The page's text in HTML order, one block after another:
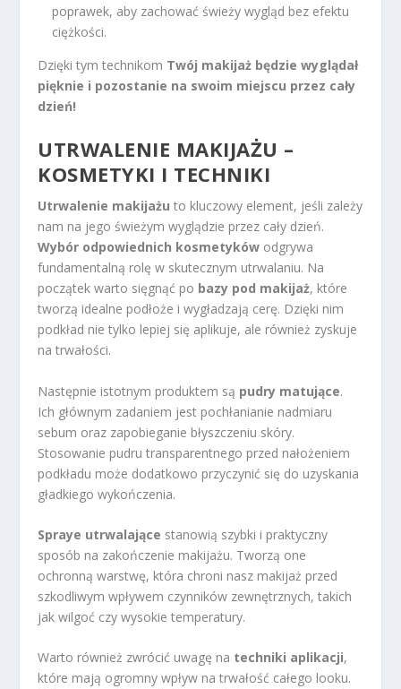
poprawek, aby zachować świeży wygląd bez efektu
ciężkości.
Dzięki tym technikom Twój makijaż będzie wyglądał
pięknie i pozostanie na swoim miejscu przez cały
dzień!
UTRWALENIE MAKIJAŻU –
KOSMETYKI I TECHNIKI
Utrwalenie makijażu to kluczowy element, jeśli zależy
nam na jego świeżym wyglądzie przez cały dzień.
Wybór odpowiednich kosmetyków odgrywa
fundamentalną rolę w skutecznym utrwalaniu. Na
początek warto sięgnąć po bazy pod makijaż, które
tworzą idealne podłoże i wygładzają cerę. Dzięki nim
podkład nie tylko lepiej się aplikuje, ale również zyskuje
na trwałości.
Następnie istotnym produktem są pudry matujące.
Ich głównym zadaniem jest pochłanianie nadmiaru
sebum oraz zapobieganie błyszczeniu skóry.
Stosowanie pudru transparentnego przed nałożeniem
podkładu może dodatkowo przyczynić się do uzyskania
gładkiego wykończenia.
Spraye utrwalające stanowią szybki i praktyczny
sposób na zakończenie makijażu. Tworzą one
ochronną warstwę, która chroni nasz makijaż przed
szkodliwym wpływem czynników zewnętrznych, takich
jak wilgoć czy wysokie temperatury.
Warto również zwrócić uwagę na techniki aplikacji,
które mają ogromny wpływ na trwałość całego looku.